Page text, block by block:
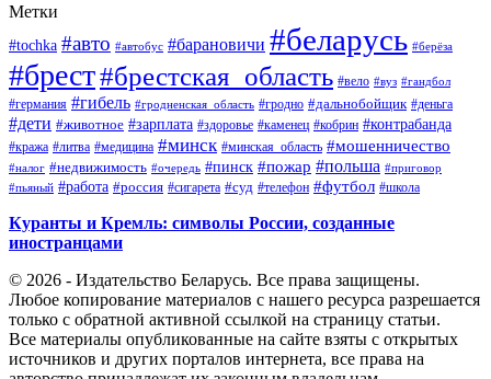
Метки
#tochka #авто #автобус #барановичи #беларусь #берёза
#брест#брестская_область #вело #вуз #гандбол
#германия #гибель #гродненская_область #гродно #дальнобойщик #деньга
#дети #животное #зарплата #здоровье #каменец #кобрин #контрабанда
#кража #литва #медицина #минск #минская_область #мошенничество
#налог #недвижимость #очередь #пинск #пожар #польша #приговор
#пьяный #работа #россия #сигарета #суд #телефон #футбол #школа
Куранты и Кремль: символы России, созданные
иностранцами
© 2026 - Издательство Беларусь. Все права защищены.
Любое копирование материалов с нашего ресурса разрешается
только с обратной активной ссылкой на страницу статьи.
Все материалы опубликованные на сайте взяты с открытых
источников и других порталов интернета, все права на